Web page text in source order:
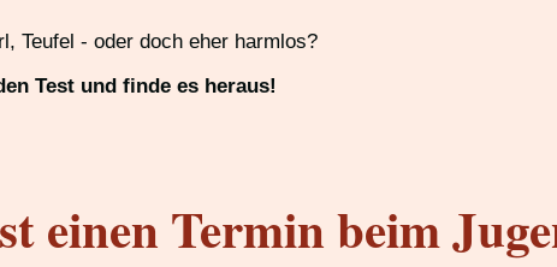
Teufel - oder doch eher harmlos?
Test und finde es heraus!
einen Termin beim